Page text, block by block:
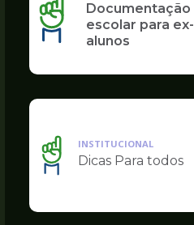
Documentação
escolar para ex-
alunos
Ilustração
da
de
INSTITUCIONAL
Dicas Para todos